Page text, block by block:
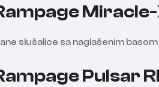
slušalice sa naglašenim
Pulsar